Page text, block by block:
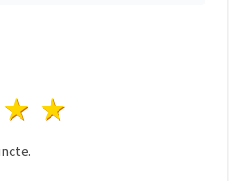
4 stele
3 stele